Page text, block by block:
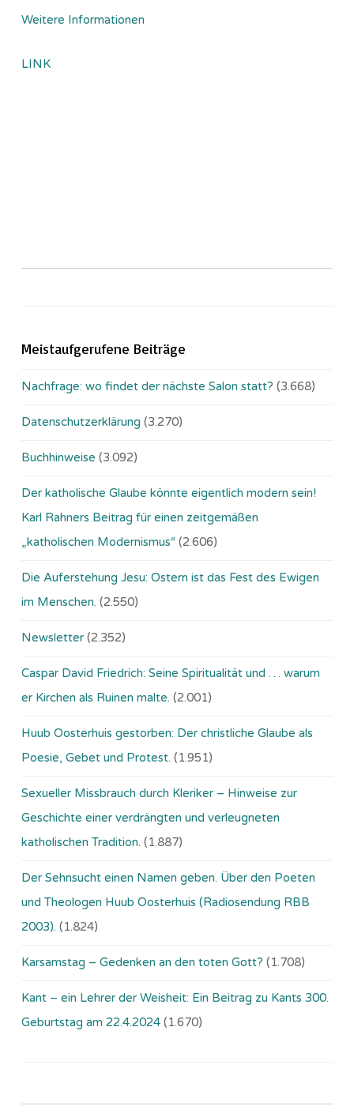
Weitere Informationen
LINK
Meistaufgerufene Beiträge
Nachfrage: wo findet der nächste Salon statt? (3.668)
Datenschutzerklärung (3.270)
Buchhinweise (3.092)
Der katholische Glaube könnte eigentlich modern sein!
Karl Rahners Beitrag für einen zeitgemäßen
„katholischen Modernismus“ (2.606)
Die Auferstehung Jesu: Ostern ist das Fest des Ewigen
im Menschen. (2.550)
Newsletter (2.352)
Caspar David Friedrich: Seine Spiritualität und … warum
er Kirchen als Ruinen malte. (2.001)
Huub Oosterhuis gestorben: Der christliche Glaube als
Poesie, Gebet und Protest. (1.951)
Sexueller Missbrauch durch Kleriker – Hinweise zur
Geschichte einer verdrängten und verleugneten
katholischen Tradition. (1.887)
Der Sehnsucht einen Namen geben. Über den Poeten
und Theologen Huub Oosterhuis (Ra­dio­sen­dung RBB
2003). (1.824)
Karsamstag – Gedenken an den toten Gott? (1.708)
Kant – ein Lehrer der Weisheit: Ein Beitrag zu Kants 300.
Geburtstag am 22.4.2024 (1.670)